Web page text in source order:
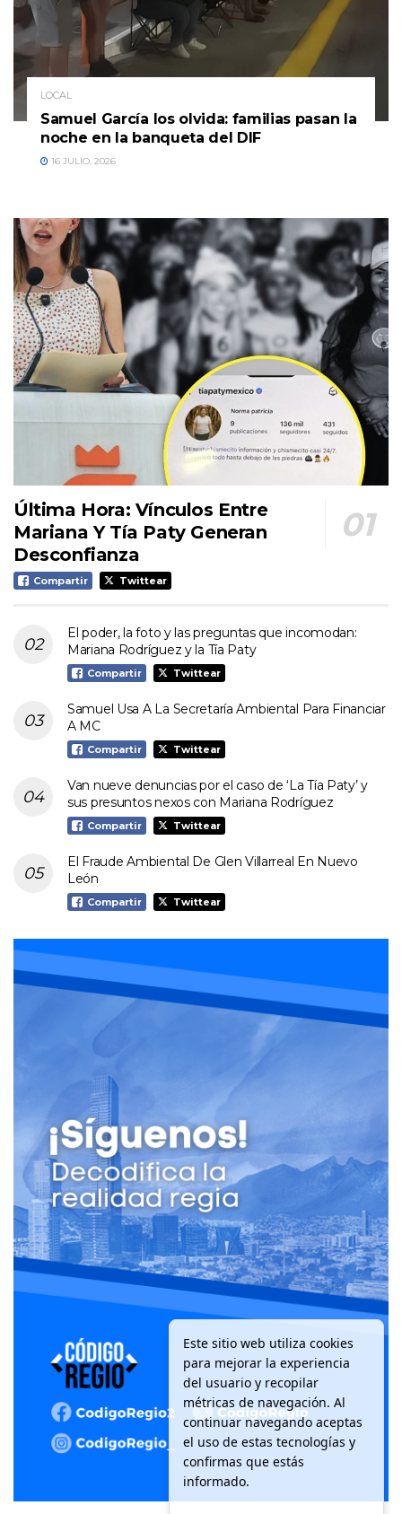
LOCAL
Samuel García los olvida: familias pasan la
noche en la banqueta del DIF
16 JULIO, 2026
Última Hora: Vínculos Entre
Mariana Y Tía Paty Generan
Desconfianza
Compartir Twittear
El poder, la foto y las preguntas que incomodan:
Mariana Rodríguez y la Tía Paty
Compartir Twittear
Samuel Usa A La Secretaría Ambiental Para Financiar
A MC
Compartir Twittear
Van nueve denuncias por el caso de ‘La Tía Paty’ y
sus presuntos nexos con Mariana Rodríguez
Compartir Twittear
El Fraude Ambiental De Glen Villarreal En Nuevo
León
Compartir Twittear
Este sitio web utiliza cookies
para mejorar la experiencia
del usuario y recopilar
métricas de navegación. Al
continuar navegando aceptas
el uso de estas tecnologías y
confirmas que estás
informado.